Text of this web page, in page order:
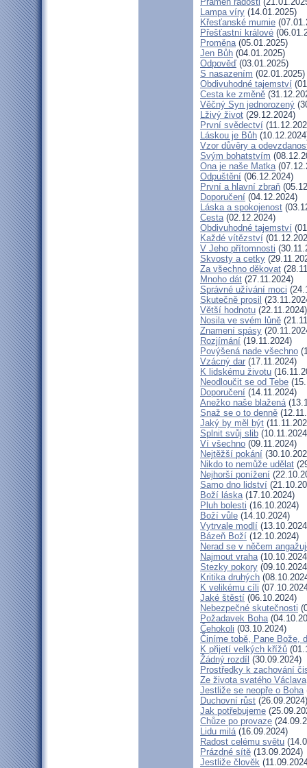
Lampa víry (14.01.2025)
Křesťanské mumie
Přešťastní králové
Proměna(05.01.2025)
Jen Bůh (04.01.2025)
Odpověď (03.01.2025)
S nasazením (02.01.2025)
Obdivuhodné tajemství
Cesta ke změně
Věčný Syn jednorozený
Lživý život (29.12.2024)
První svědectví
Láskou je Bůh
Vzor důvěry a
Svým bohatstvím
Ona je naše Matka
Odpuštění (06.12.2024)
První a hlavní zbraň
Doporučení (04.12.2024)
Láska a spokojenost
Cesta(02.12.2024)
Obdivuhodné tajemství
Každé vítězství
V Jeho přítomnosti
Skvosty a cetky
Za všechno děkovat
Mnoho dát (27.11.2024)
Správné užívání moci
Skutečně prosil
Větší hodnotu (22.11.2024)
Nosila ve svém lůně
Znamení spásy
Rozjímání (19.11.2024)
Povýšená nade všechno
Vzácný dar (17.11.2024)
K lidskému životu
Neodloučit se od Tebe
Doporučení (14.11.2024)
Anežko naše blažená
Snaž se o to denně
Jaký by měl být
Splnit svůj slib
Ví všechno (09.11.2024)
Nejtěžší pokání
Nikdo to nemůže udělat
Nejhorší ponížení
Samo dno lidství
Boží láska(17.10.2024)
Pluh bolesti (16.10.2024)
Boží vůle (14.10.2024)
Vytrvale modlí
Bázeň Boží (12.10.2024)
Nerad se v něčem
Najmout vraha
Stezky pokory
Kritika druhých
K velikému cíli
Jaké štěstí (06.10.2024)
Nebezpečné skutečnosti
Požadavek Boha
Čehokoli (03.10.2024)
Činíme tobě, Pane Bože,
K přijetí velkých křížů
Žádný rozdíl (30.09.2024)
Prostředky k zachování
Ze života svatého Václava
Jestliže se neopře o Boha
Duchovní růst (26.09.2024)
Jak potřebujeme
Chůze po provaze
Lidu milá(16.09.2024)
Radost celému světu
Prázdné sítě (13.09.2024)
Jestliže člověk